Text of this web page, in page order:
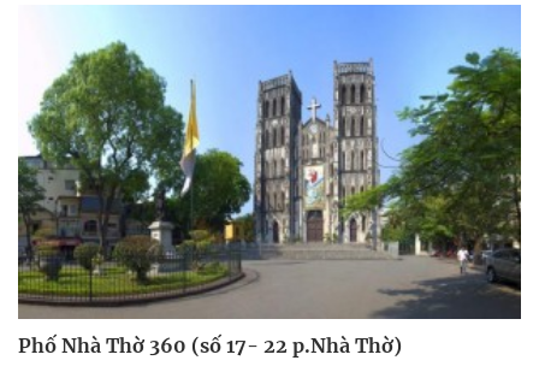
Phố Nhà Thờ 360 (số 17- 22 p.Nhà Thờ)